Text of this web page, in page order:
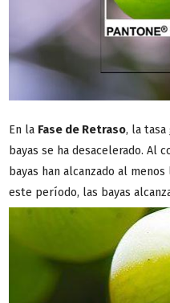
En la Fase de Retraso, la tasa
bayas se ha desacelerado. Al
bayas han alcanzado al
este período, las bayas